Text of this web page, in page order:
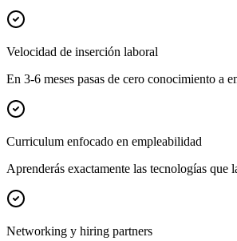
Velocidad de inserción laboral
En 3-6 meses pasas de cero conocimiento a
Curriculum enfocado en empleabilidad
Aprenderás exactamente las tecnologías
Networking y hiring partners